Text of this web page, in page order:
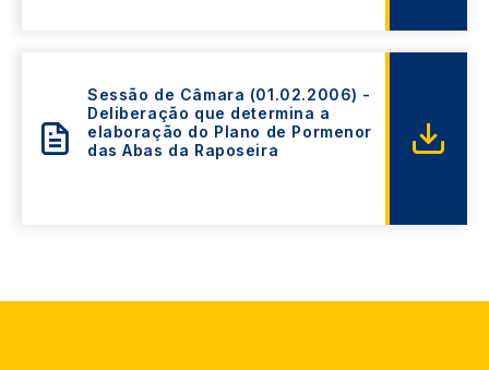
Sessão de Câmara (01.02.2006) -
Deliberação que determina a
elaboração do Plano de Pormenor
das Abas da Raposeira